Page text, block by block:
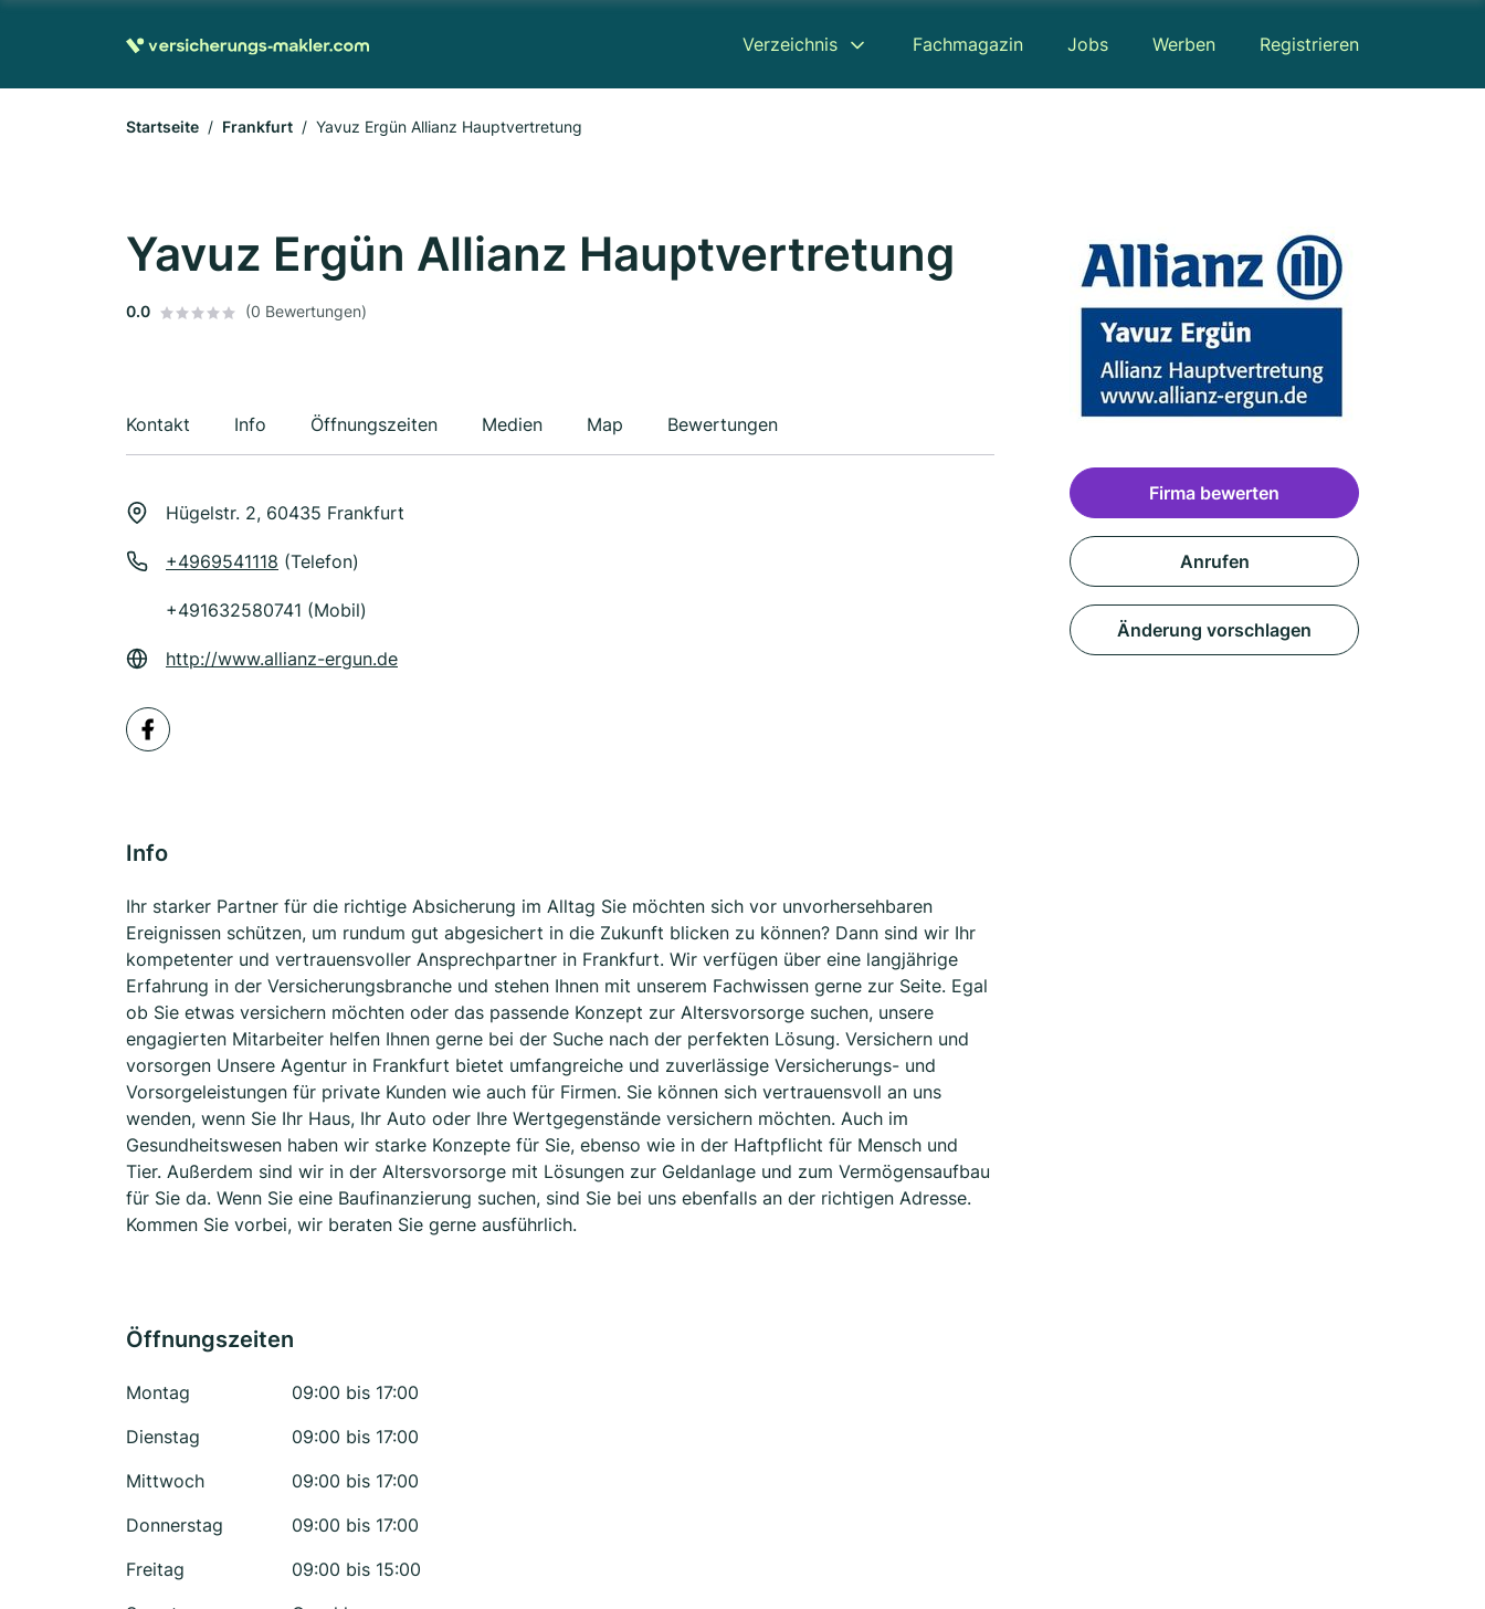
Verzeichnis Fachmagazin Jobs Werben Registrieren
Startseite Frankfurt Yavuz Ergün Allianz Hauptvertretung
Yavuz Ergün Allianz Hauptvertretung
0.0 (0 Bewertungen)
Kontakt Info Öffnungszeiten Medien Map Bewertungen
Hügelstr. 2, 60435 Frankfurt
+4969541118 (Telefon)
+491632580741 (Mobil)
http://www.allianz-ergun.de
Info
Ihr starker Partner für die richtige Absicherung im Alltag Sie möchten sich vor unvorhersehbaren
Ereignissen schützen, um rundum gut abgesichert in die Zukunft blicken zu können? Dann sind wir Ihr
kompetenter und vertrauensvoller Ansprechpartner in Frankfurt. Wir verfügen über eine langjährige
Erfahrung in der Versicherungsbranche und stehen Ihnen mit unserem Fachwissen gerne zur Seite. Egal
ob Sie etwas versichern möchten oder das passende Konzept zur Altersvorsorge suchen, unsere
engagierten Mitarbeiter helfen Ihnen gerne bei der Suche nach der perfekten Lösung. Versichern und
vorsorgen Unsere Agentur in Frankfurt bietet umfangreiche und zuverlässige Versicherungs- und
Vorsorgeleistungen für private Kunden wie auch für Firmen. Sie können sich vertrauensvoll an uns
wenden, wenn Sie Ihr Haus, Ihr Auto oder Ihre Wertgegenstände versichern möchten. Auch im
Gesundheitswesen haben wir starke Konzepte für Sie, ebenso wie in der Haftpflicht für Mensch und
Tier. Außerdem sind wir in der Altersvorsorge mit Lösungen zur Geldanlage und zum Vermögensaufbau
für Sie da. Wenn Sie eine Baufinanzierung suchen, sind Sie bei uns ebenfalls an der richtigen Adresse.
Kommen Sie vorbei, wir beraten Sie gerne ausführlich.
Öffnungszeiten
Montag
09:00 bis 17:00
Dienstag
09:00 bis 17:00
Mittwoch
09:00 bis 17:00
Donnerstag
09:00 bis 17:00
Freitag
09:00 bis 15:00
Firma bewerten
Anrufen
Änderung vorschlagen